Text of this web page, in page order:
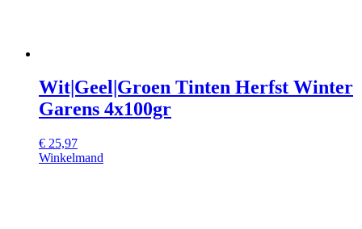
Wit|Geel|Groen Tinten Herfst Winter
Garens 4x100gr
€ 25,97
Winkelmand